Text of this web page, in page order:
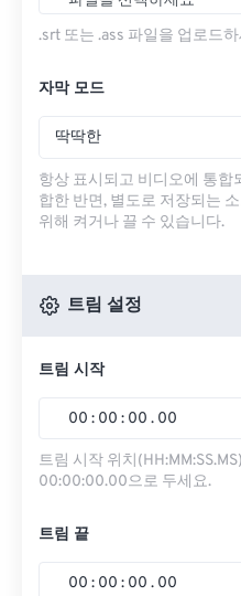
.srt 또는 .ass 파일을 업로드
자막 모드
딱딱한
항상 표시되고 비디오에 통합
합한 반면, 별도로 저장되는
위해 켜거나 끌 수 있습니다.
트림 설정
트림 시작
00 : 00 : 00 . 00
트림 시작 위치
00:00:00.00으로 두세요.
트림 끝
00 : 00 : 00 . 00